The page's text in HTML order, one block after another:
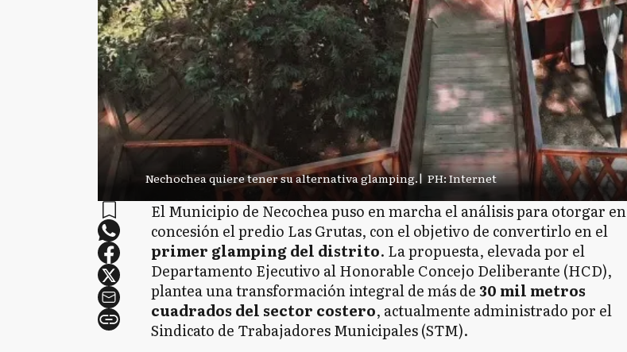
Nechochea quiere tener su alternativa glamping.| PH: Internet
El Municipio de Necochea puso en marcha el análisis para otorgar en
concesión el predio Las Grutas, con el objetivo de convertirlo en el
primer glamping del distrito. La propuesta, elevada por el
Departamento Ejecutivo al Honorable Concejo Deliberante (HCD),
plantea una transformación integral de más de30 mil metros
cuadrados del sector costero, actualmente administrado por el
Sindicato de Trabajadores Municipales (STM).